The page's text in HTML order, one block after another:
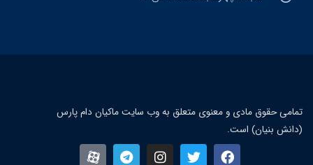
تمامی حقوق مادی و معنوی متعلق به وب سایت ماکیان دام پارس
(دانش بنیان) است.